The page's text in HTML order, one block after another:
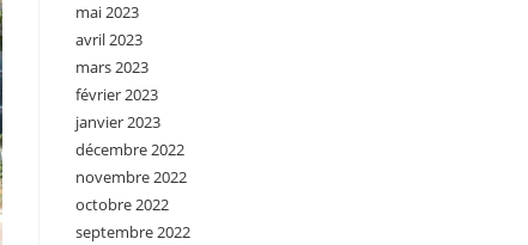
mai 2023
avril 2023
mars 2023
février 2023
janvier 2023
décembre 2022
novembre 2022
octobre 2022
septembre 2022